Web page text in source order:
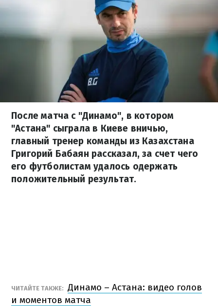
После матча с "Динамо", в котором
"Астана" сыграла в Киеве вничью,
главный тренер команды из Казахстана
Григорий Бабаян рассказал, за счет чего
его футболистам удалось одержать
положительный результат.
ЧИТАЙТЕ ТАКЖЕ: Динамо – Астана: видео голов
и моментов матча